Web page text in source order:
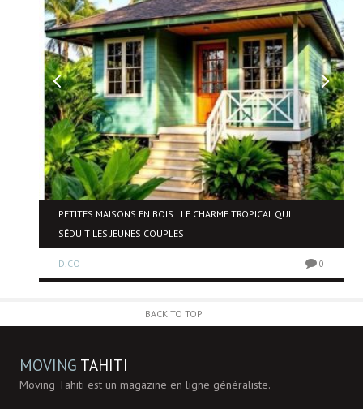
PETITES MAISONS EN BOIS : LE CHARME TROPICAL QUI
SÉDUIT LES JEUNES COUPLES
D.CO 0
BACK TO TOP
MOVING TAHITI
Moving Tahiti est un magazine en ligne généraliste.